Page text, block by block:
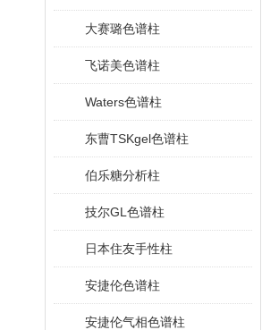
大赛璐色谱柱
飞诺美色谱柱
Waters色谱柱
东曹TSKgel色谱柱
伯乐糖分析柱
技尔GL色谱柱
日本住友手性柱
安捷伦色谱柱
安捷伦气相色谱柱